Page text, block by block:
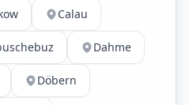
Calau
Dahme
Döbern